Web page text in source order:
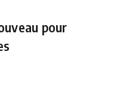
pour